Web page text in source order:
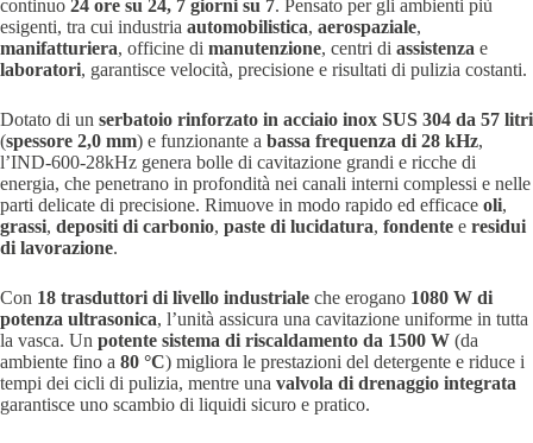
continuo 24 ore su 24, 7 giorni su 7. Pensato per gli ambienti più
esigenti, tra cui industria automobilistica, aerospaziale,
manifatturiera, officine di manutenzione, centri di assistenza e
laboratori, garantisce velocità, precisione e risultati di pulizia costanti.
Dotato di un serbatoio rinforzato in acciaio inox SUS 304 da 57 litri
(spessore 2,0 mm) e funzionante a bassa frequenza di 28 kHz,
l’IND-600-28kHz genera bolle di cavitazione grandi e ricche di
energia, che penetrano in profondità nei canali interni complessi e nelle
parti delicate di precisione. Rimuove in modo rapido ed efficace oli,
grassi, depositi di carbonio, paste di lucidatura, fondente e residui
di lavorazione.
Con 18 trasduttori di livello industriale che erogano 1080 W di
potenza ultrasonica, l’unità assicura una cavitazione uniforme in tutta
la vasca. Un potente sistema di riscaldamento da 1500 W (da
ambiente fino a 80 °C) migliora le prestazioni del detergente e riduce i
tempi dei cicli di pulizia, mentre una valvola di drenaggio integrata
garantisce uno scambio di liquidi sicuro e pratico.